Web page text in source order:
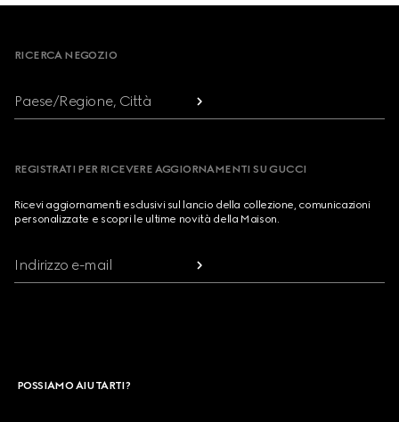
RICERCA NEGOZIO
Paese/Regione, Città
REGISTRATI PER RICEVERE AGGIORNAMENTI SU GUCCI
Ricevi aggiornamenti esclusivi sul lancio della collezione, comunicazioni
personalizzate e scopri le ultime novità della Maison.
Indirizzo e-mail
POSSIAMO AIUTARTI?